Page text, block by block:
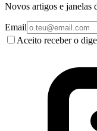
Novos artigos e janelas
Email
Aceito receber o